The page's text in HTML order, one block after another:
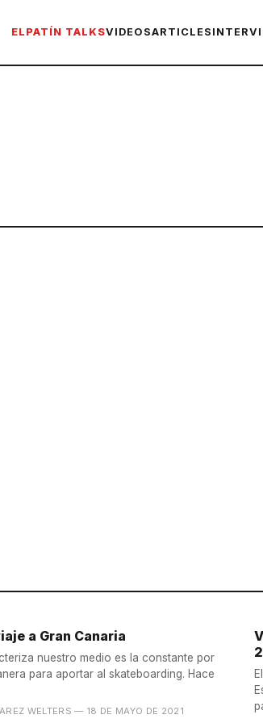
ELPATÍN TALKSVIDEOSARTICLES
a Gran Canaria
nuestro medio es la constante por
para aportar al skateboarding. Hace
WELTERS — 18 DE MAYO DE 2021